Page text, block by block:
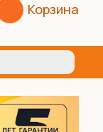
Корзина